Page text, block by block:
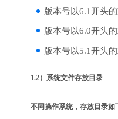
版本号以6.1开头
版本号以6.0开头
版本号以5.1开头
1.2）系统文件存放目录
不同操作系统，存放目录如